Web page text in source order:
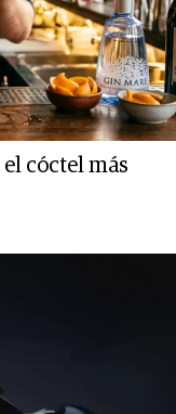
cóctel más